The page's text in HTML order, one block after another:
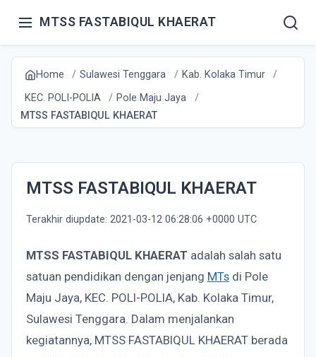
MTSS FASTABIQUL KHAERAT
Home Sulawesi Tenggara
Kab. Kolaka Timur
KEC. POLI-POLIA
Pole Maju Jaya
MTSS FASTABIQUL KHAERAT
MTSS FASTABIQUL KHAERAT
Terakhir diupdate: 2021-03-12 06:28:06 +0000 UTC
MTSS FASTABIQUL KHAERAT adalah salah satu
satuan pendidikan dengan jenjang MTs di Pole
Maju Jaya, KEC. POLI-POLIA, Kab. Kolaka Timur,
Sulawesi Tenggara. Dalam menjalankan
kegiatannya, MTSS FASTABIQUL KHAERAT berada